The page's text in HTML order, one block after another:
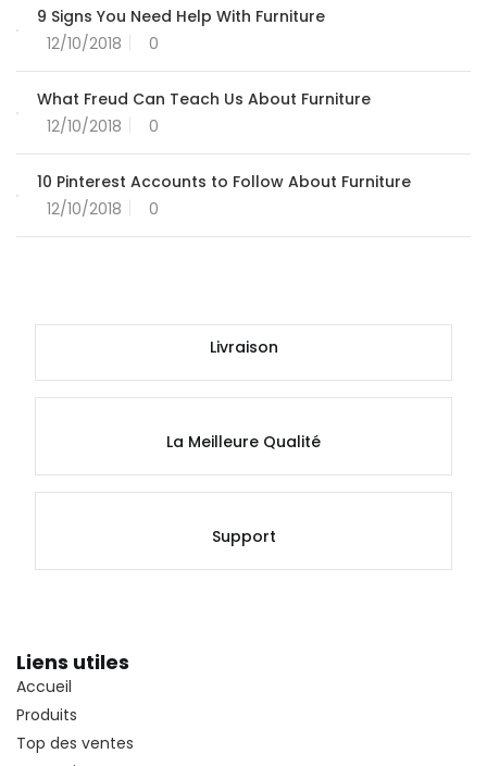
9 Signs You Need Help With Furniture
12/10/2018
0
What Freud Can Teach Us About Furniture
12/10/2018
0
10 Pinterest Accounts to Follow About Furniture
12/10/2018
0
Livraison
La Meilleure Qualité
Support
Liens utiles
Accueil
Produits
Top des ventes